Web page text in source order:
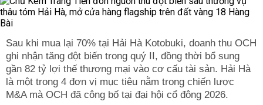
Sau khi mua lại 70% tại Hải Hà Kotobuki, doanh thu OCH
ghi nhận tăng đột biến trong quý II, đồng thời bổ sung
gần 82 tỷ lợi thế thương mại vào cơ cấu tài sản. Hải Hà
là một trong 4 đơn vị mục tiêu nằm trong chiến lược
M&A mà OCH đã công bố tại đại hội cổ đông 2026.